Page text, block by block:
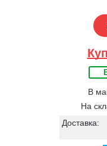
В
На
Доставка: